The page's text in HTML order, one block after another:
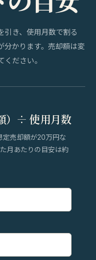
引き、使用月数で割る
分かります。売却額は変
ださい。
）÷ 使用月数
売却額が20万円な
月あたりの目安は約